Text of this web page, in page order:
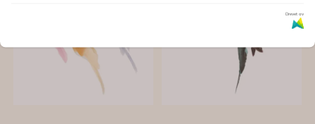
Drevet av